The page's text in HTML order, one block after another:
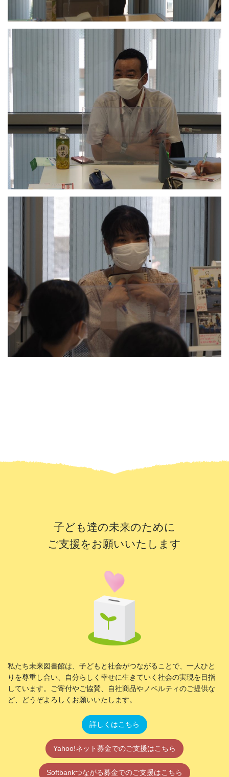
子ども達の未来のために
ご支援をお願いいたします
私たち未来図書館は、子どもと社会がつながることで、一人ひと
りを尊重し合い、自分らしく幸せに生きていく社会の実現を目指
しています。ご寄付やご協賛、自社商品やノベルティのご提供な
ど、どうぞよろしくお願いいたします。
詳しくはこちら
Yahoo!ネット募金でのご支援はこちら
Softbankつながる募金でのご支援はこちら